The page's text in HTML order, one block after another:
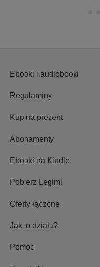
Ebooki i audiobooki
Regulaminy
Kup na prezent
Abonamenty
Ebooki na Kindle
Pobierz Legimi
Oferty łączone
Jak to działa?
Pomoc